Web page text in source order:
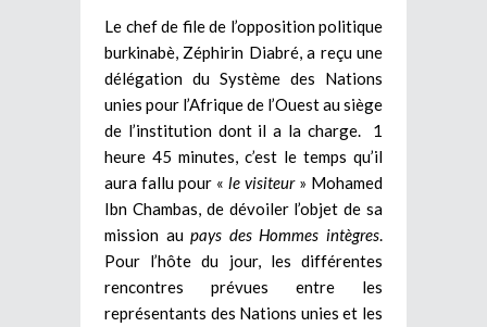
Le chef de file de l’opposition politique
burkinabè, Zéphirin Diabré, a reçu une
délégation du Système des Nations
unies pour l’Afrique de l’Ouest au siège
de l’institution dont il a la charge. 1
heure 45 minutes, c’est le temps qu’il
aura fallu pour « le visiteur» Mohamed
Ibn Chambas, de dévoiler l’objet de sa
mission aupays des Hommes intègres
Pour l’hôte du jour, les différentes
rencontres prévues entre les
représentants des Nations unies et les